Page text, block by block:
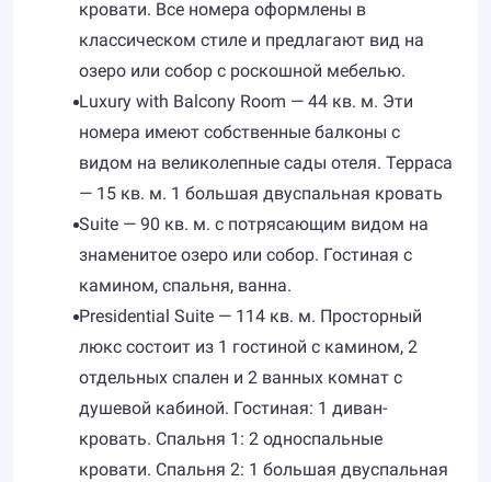
кровати. Все номера оформлены в
классическом стиле и предлагают вид на
озеро или собор с роскошной мебелью.
Luxury with Balcony Room — 44 кв. м. Эти
номера имеют собственные балконы с
видом на великолепные сады отеля. Терраса
— 15 кв. м. 1 большая двуспальная кровать
Suite — 90 кв. м. с потрясающим видом на
знаменитое озеро или собор. Гостиная с
камином, спальня, ванна.
Presidential Suite — 114 кв. м. Просторный
люкс состоит из 1 гостиной с камином, 2
отдельных спален и 2 ванных комнат с
душевой кабиной. Гостиная: 1 диван-
кровать. Спальня 1: 2 односпальные
кровати. Спальня 2: 1 большая двуспальная